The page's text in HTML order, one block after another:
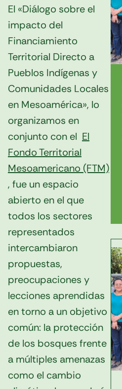
El «Diálogo sobre el
impacto del
Financiamiento
Territorial Directo a
Pueblos Indígenas y
Comunidades Locales
en Mesoamérica», lo
organizamos en
conjunto con el El
Fondo Territorial
Mesoamericano (FTM)
, fue un espacio
abierto en el que
todos los sectores
representados
intercambiaron
propuestas,
preocupaciones y
lecciones aprendidas
en torno a un objetivo
común: la protección
de los bosques frente
a múltiples amenazas
como el cambio